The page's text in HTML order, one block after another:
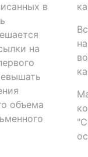
в
на
объема